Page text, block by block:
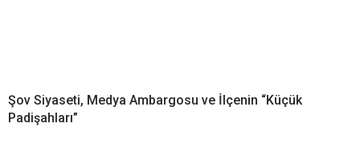
Şov Siyaseti, Medya Ambargosu ve İlçenin “Küçük
Padişahları”